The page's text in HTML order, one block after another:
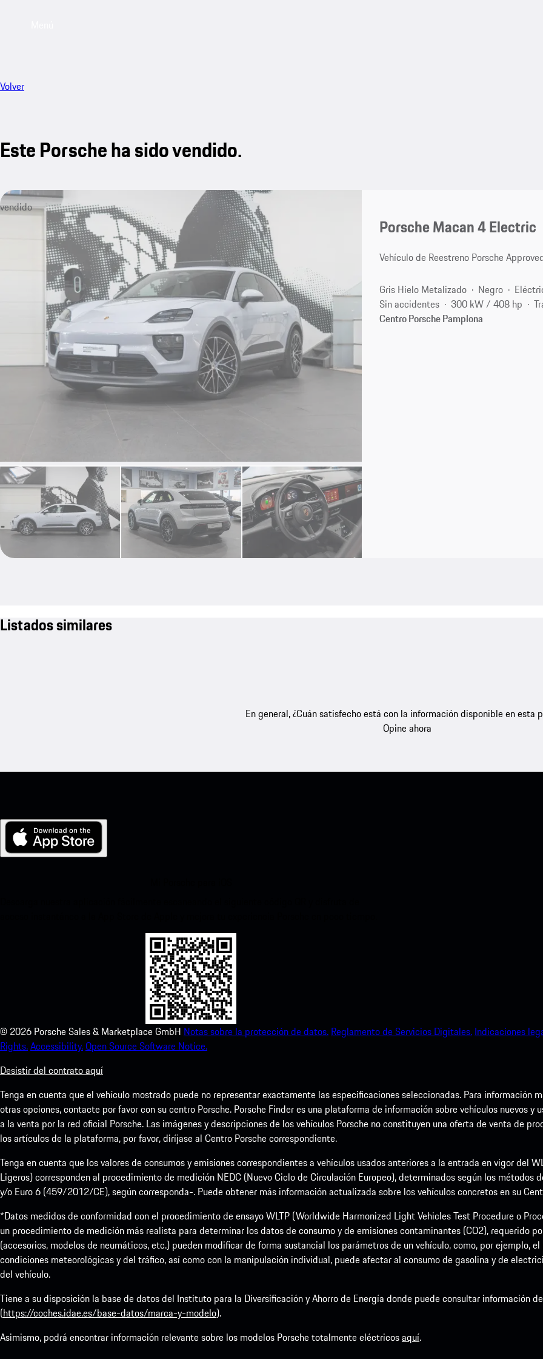
Volver
Este Porsche ha sido vendido.
vendido
Porsche Macan 4 Electric
Vehículo de Reestreno Porsche
Gris Hielo Metalizado Negro
Sin accidentes
300 kW / 408 hp
Centro Porsche Pamplona
Listados similares
En general, ¿Cuán satisfecho está con la información disponible en esta
Opine ahora
© 2026 Porsche Sales & Marketplace GmbH Notas sobre la protección de datos. Reglamento de Servicios Digitales. Indicaciones
Rights.Accessibility.Open Source Software Notice.
Desistir del contrato aquí
Tenga en cuenta que el vehículo mostrado puede no representar exactamente las especificaciones seleccionadas. Para información
otras opciones, contacte por favor con su centro Porsche. Porsche Finder es una plataforma de información sobre vehículos nuevos y
a la venta por la red oficial Porsche. Las imágenes y descripciones de los vehículos Porsche no constituyen una oferta de venta de
los artículos de la plataforma, por favor, diríjase al Centro Porsche correspondiente.
Tenga en cuenta que los valores de consumos y emisiones correspondientes a vehículos usados anteriores a la entrada en vigor del
Ligeros) corresponden al procedimiento de medición NEDC (Nuevo Ciclo de Circulación Europeo), determinados según los
y/o Euro 6 (459/2012/CE), según corresponda-. Puede obtener más información actualizada sobre los vehículos concretos en su
*Datos medidos de conformidad con el procedimiento de ensayo WLTP (Worldwide Harmonized Light Vehicles Test Procedure o
un procedimiento de medición más realista para determinar los datos de consumo y de emisiones contaminantes (CO2), requerido
(accesorios, modelos de neumáticos, etc.) pueden modificar de forma sustancial los parámetros de un vehículo, como, por ejemplo,
condiciones meteorológicas y del tráfico, así como con la manipulación individual, puede afectar al consumo de gasolina y de
del vehículo.
Tiene a su disposición la base de datos del Instituto para la Diversificación y Ahorro de Energía donde puede consultar información
(https://coches.idae.es/base-datos/marca-y-modelo).
Asimismo, podrá encontrar información relevante sobre los modelos Porsche totalmente eléctricosaquí.